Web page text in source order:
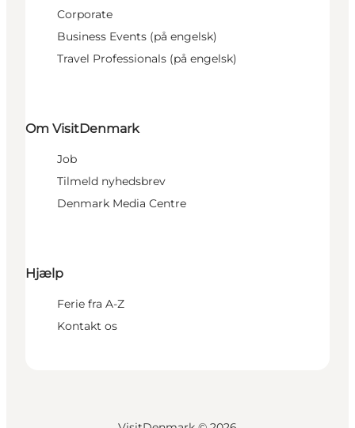
Corporate
Business Events (på engelsk)
Travel Professionals (på engelsk)
Om VisitDenmark
Job
Tilmeld nyhedsbrev
Denmark Media Centre
Hjælp
Ferie fra A-Z
Kontakt os